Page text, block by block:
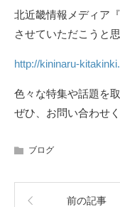
北近畿情報メディア
させていただこうと
http://kininaru-
色々な特集や話題を
ぜひ、お問い合わせ
ブログ
前の記事